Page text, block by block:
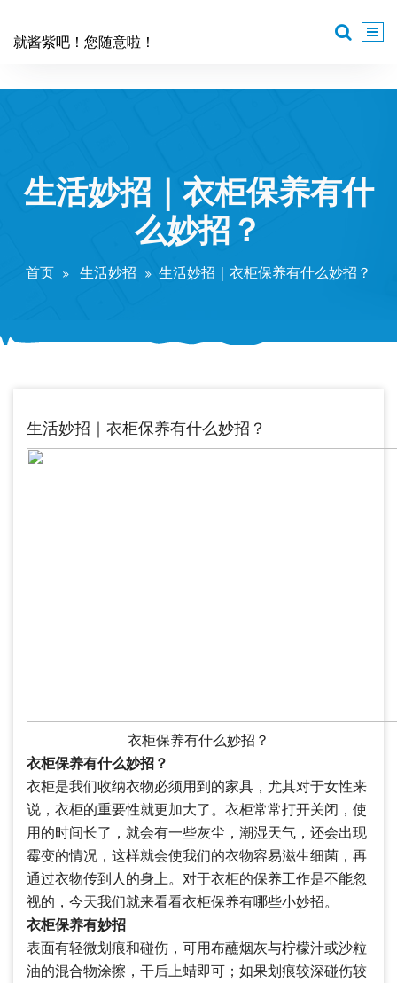
就酱紫吧！您随意啦！
生活妙招｜衣柜保养有什
么妙招？
首页 生活妙招 生活妙招｜衣柜保养有什么妙招？
生活妙招｜衣柜保养有什么妙招？
衣柜保养有什么妙招？
衣柜保养有什么妙招？
衣柜是我们收纳衣物必须用到的家具，尤其对于女性来
说，衣柜的重要性就更加大了。衣柜常常打开关闭，使
用的时间长了，就会有一些灰尘，潮湿天气，还会出现
霉变的情况，这样就会使我们的衣物容易滋生细菌，再
通过衣物传到人的身上。对于衣柜的保养工作是不能忽
视的，今天我们就来看看衣柜保养有哪些小妙招。
衣柜保养有妙招
表面有轻微划痕和碰伤，可用布蘸烟灰与柠檬汁或沙粒
油的混合物涂擦，干后上蜡即可；如果划痕较深碰伤较